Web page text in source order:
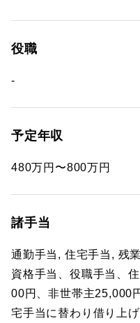
役職
-
予定年収
480万円〜800万円
諸手当
通勤手当, 住宅手当, 残
資格手当、役職手当、
00円、非世帯主25,000
宅手当に替わり借り上